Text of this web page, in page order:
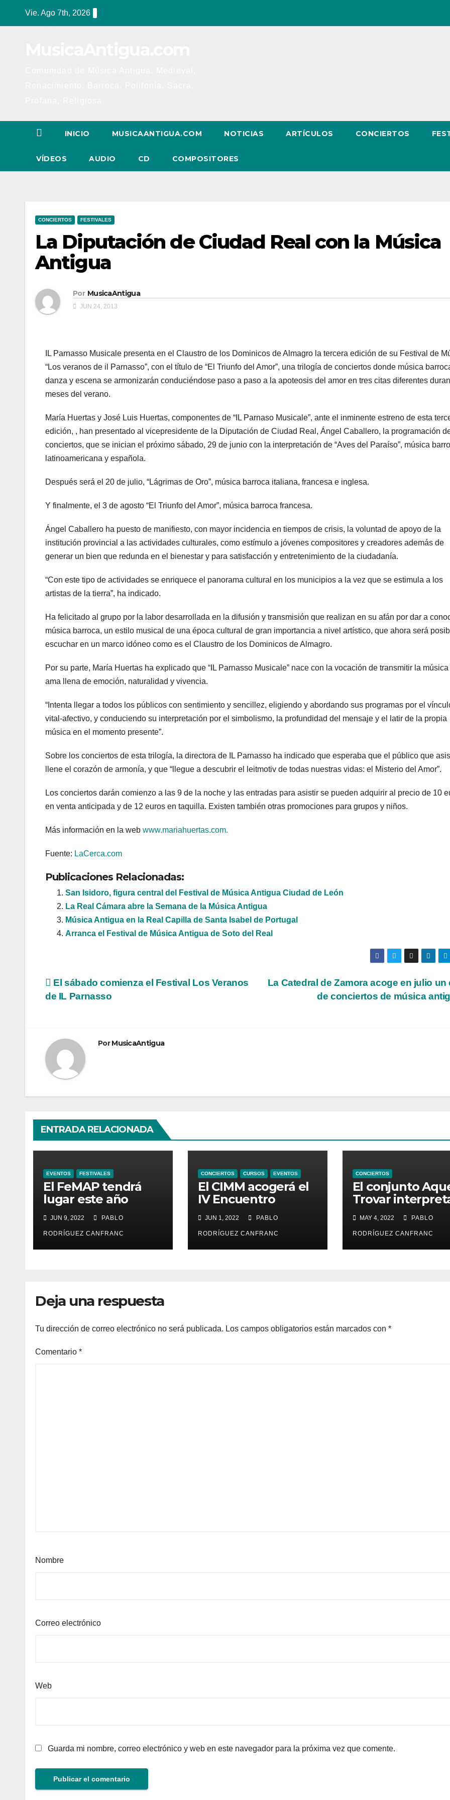
Vie. Ago 7th, 2026
INICIO MUSICAANTIGUA.COM NOTICIAS ARTÍCULOS CONCIERTOS
VÍDEOS AUDIO CD COMPOSITORES
CONCIERTOS FESTIVALES
La Diputación de Ciudad Real con la Música
Antigua
Por MusicaAntigua
JUN 24, 2013
IL Parnasso Musicale presenta en el Claustro de los Dominicos de Almagro la tercera edición de su Festival de
“Los veranos de il Parnasso”, con el título de “El Triunfo del Amor”, una trilogía de conciertos donde música
danza y escena se armonizarán conduciéndose paso a paso a la apoteosis del amor en tres citas diferentes
meses del verano.
María Huertas y José Luis Huertas, componentes de “IL Parnaso Musicale”, ante el inminente estreno de esta
edición, , han presentado al vicepresidente de la Diputación de Ciudad Real, Ángel Caballero, la programación
conciertos, que se inician el próximo sábado, 29 de junio con la interpretación de “Aves del Paraíso”, música
latinoamericana y española.
Después será el 20 de julio, “Lágrimas de Oro”, música barroca italiana, francesa e inglesa.
Y finalmente, el 3 de agosto “El Triunfo del Amor”, música barroca francesa.
Ángel Caballero ha puesto de manifiesto, con mayor incidencia en tiempos de crisis, la voluntad de apoyo de la
institución provincial a las actividades culturales, como estímulo a jóvenes compositores y creadores además de
generar un bien que redunda en el bienestar y para satisfacción y entretenimiento de la ciudadanía.
“Con este tipo de actividades se enriquece el panorama cultural en los municipios a la vez que se estimula a los
artistas de la tierra”, ha indicado.
Ha felicitado al grupo por la labor desarrollada en la difusión y transmisión que realizan en su afán por dar a
música barroca, un estilo musical de una época cultural de gran importancia a nivel artístico, que ahora será
escuchar en un marco idóneo como es el Claustro de los Dominicos de Almagro.
Por su parte, María Huertas ha explicado que “IL Parnasso Musicale” nace con la vocación de transmitir la
ama llena de emoción, naturalidad y vivencia.
“Intenta llegar a todos los públicos con sentimiento y sencillez, eligiendo y abordando sus programas por el
vital-afectivo, y conduciendo su interpretación por el simbolismo, la profundidad del mensaje y el latir de la propia
música en el momento presente”.
Sobre los conciertos de esta trilogía, la directora de IL Parnasso ha indicado que esperaba que el público que
llene el corazón de armonía, y que “llegue a descubrir el leitmotiv de todas nuestras vidas: el Misterio del Amor”.
Los conciertos darán comienzo a las 9 de la noche y las entradas para asistir se pueden adquirir al precio de 10
en venta anticipada y de 12 euros en taquilla. Existen también otras promociones para grupos y niños.
Más información en la web www.mariahuertas.com.
Fuente: LaCerca.com
Publicaciones Relacionadas:
San Isidoro, figura central del Festival de Música Antigua Ciudad de León
La Real Cámara abre la Semana de la Música Antigua
Música Antigua en la Real Capilla de Santa Isabel de Portugal
Arranca el Festival de Música Antigua de Soto del Real
Navegación
La Catedral de Zamora acoge en julio un
de conciertos de música
El sábado comienza el Festival Los Veranos
de IL Parnasso
PorMusicaAntigua
ENTRADA RELACIONADA
EVENTOS FESTIVALES
El FeMAP tendrá
lugar este año
desde el 1 de julio
hasta el 21 de
agosto, ampliando
la oferta de
JUN 9, 2022 PABLO
RODRÍGUEZ CANFRANC
CONCIERTOS CURSOS EVENTOS
El CIMM acogerá el
IV Encuentro
Internacional de
Ministriles
JUN 1, 2022 PABLO
RODRÍGUEZ CANFRANC
CONCIERTOS
El conjunto
Trovar
en el monasterio
Santa María de la
Valldigna las
cantigas de
MAY 4, 2022 PABLO
RODRÍGUEZ CANFRANC
Deja una respuesta
Tu dirección de correo electrónico no será publicada. Los campos obligatorios están marcados con *
Comentario *
Nombre
Correo electrónico
Web
Guarda mi nombre, correo electrónico y web en este navegador para la próxima vez que comente.